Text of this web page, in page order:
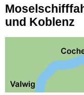
und Koblenz